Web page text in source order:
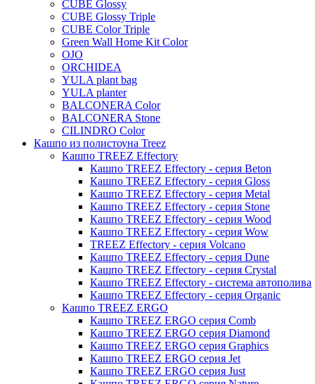
Karlijn
Mees
Moda
CUBE Glossy
CUBE Glossy Triple
CUBE Color Triple
Green Wall Home Kit Color
OJO
ORCHIDEA
YULA plant bag
YULA planter
BALCONERA Color
BALCONERA Stone
CILINDRO Color
Кашпо из полистоуна Treez
Кашпо TREEZ Effectory
Кашпо TREEZ Effectory - серия Beton
Кашпо TREEZ Effectory - серия Gloss
Кашпо TREEZ Effectory - серия Metal
Кашпо TREEZ Effectory - серия Stone
Кашпо TREEZ Effectory - серия Wood
Кашпо TREEZ Effectory - серия Wow
TREEZ Effectory - серия Volcano
Кашпо TREEZ Effectory - серия Dune
Кашпо TREEZ Effectory - серия Crystal
Кашпо TREEZ Effectory - система автополива
Кашпо TREEZ Effectory - серия Organic
Кашпо TREEZ ERGO
Кашпо TREEZ ERGO серия Comb
Кашпо TREEZ ERGO серия Diamond
Кашпо TREEZ ERGO серия Graphics
Кашпо TREEZ ERGO серия Jet
Кашпо TREEZ ERGO серия Just